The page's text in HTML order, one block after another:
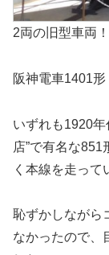
2両の旧型車両！
阪神電車1401形
いずれも1920
店”で有名な
く本線を走って
恥ずかしながら
なかったので、